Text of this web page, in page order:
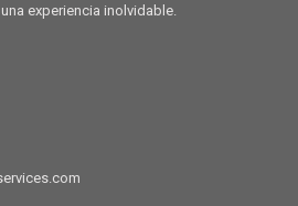
experiencia inolvidable.